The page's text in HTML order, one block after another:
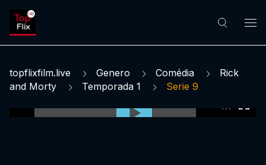
topflixfilm.live Genero Comédia
Rick
and Morty
Temporada 1 Serie 9